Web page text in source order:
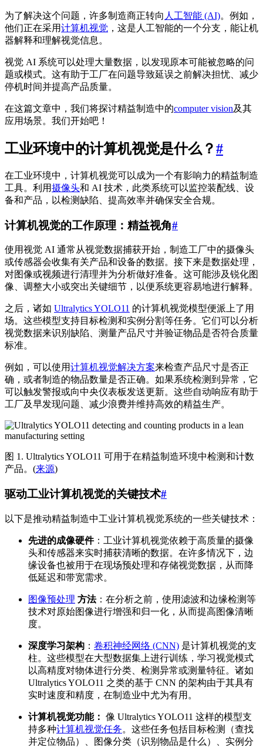
为了解决这个问题，许多制造商正转向 人工智能 (AI)。例如，
他们正在采用计算机视觉 ，这是人工智能的一个分支，能让机
器解释和理解视觉信息。
视觉 AI 系统可以处理大量数据，以发现原本可能被忽略的问
题或模式。这有助于工厂在问题导致延误之前解决担忧、减少
停机时间并提高产品质量。
在这篇文章中，我们将探讨精益制造中的computer vision及其
应用场景。我们开始吧！
工业环境中的计算机视觉是什么？#
在工业环境中，计算机视觉可以成为一个有影响力的精益制造
工具。利用摄像头和 AI 技术，此类系统可以监控装配线、设
备和产品，以检测缺陷、提高效率并确保安全合规。
计算机视觉的工作原理：精益视角#
使用视觉 AI 通常从视觉数据捕获开始，制造工厂中的摄像头
或传感器会收集有关产品和设备的数据。接下来是数据处理，
对图像或视频进行清理并为分析做好准备。这可能涉及锐化图
像、调整大小或突出关键细节，以便系统更容易地进行解释。
之后，诸如 Ultralytics YOLO11 的计算机视觉模型便派上了用
场。这些模型支持目标检测和实例分割等任务。它们可以分析
视觉数据来识别缺陷、测量产品尺寸并验证物品是否符合质量
标准。
例如，可以使用计算机视觉解决方案来检查产品尺寸是否正
确，或者制造的物品数量是否正确。如果系统检测到异常，它
可以触发警报或向中央仪表板发送更新。这些自动响应有助于
工厂及早发现问题、减少浪费并维持高效的精益生产。
图 1. Ultralytics YOLO11 可用于在精益制造环境中检测和计数
产品。(来源)
驱动工业计算机视觉的关键技术#
以下是推动精益制造中工业计算机视觉系统的一些关键技术：
先进的成像硬件：工业计算机视觉依赖于高质量的摄像
头和传感器来实时捕获清晰的数据。在许多情况下，边
缘设备也被用于在现场预处理和存储视觉数据，从而降
低延迟和带宽需求。
图像预处理 方法：在分析之前，使用滤波和边缘检测等
技术对原始图像进行增强和归一化，从而提高图像清晰
度。
深度学习架构 ： 卷积神经网络 (CNN) 是计算机视觉的支
柱。这些模型在大型数据集上进行训练，学习视觉模式
以高精度对物体进行分类、检测异常或测量特征。诸如
Ultralytics YOLO11 之类的基于 CNN 的架构由于其具有
实时速度和精度，在制造业中尤为有用。
计算机视觉功能： 像 Ultralytics YOLO11 这样的模型支
持多种计算机视觉任务。这些任务包括目标检测（查找
并定位物品）、图像分类（识别物品是什么）、实例分